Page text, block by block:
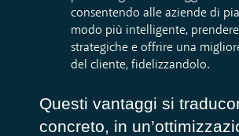
consentendo alle aziende di
modo più intelligente,
strategiche e offrire una
del cliente, fidelizzandolo.
Questi vantaggi si
concreto, in